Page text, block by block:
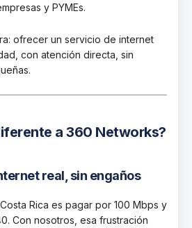
y PYMEs.
ofrecer un servicio de internet
con atención directa, sin
a 360 Networks?
real, sin engaños
Rica es pagar por 100 Mbps y
Con nosotros, esa frustración